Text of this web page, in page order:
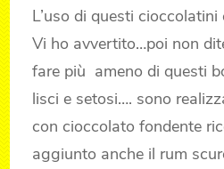
L’uso di questi
Vi ho avvertito…poi non
fare più ameno di questi
lisci e setosi…. sono
con cioccolato fondente
aggiunto anche il rum